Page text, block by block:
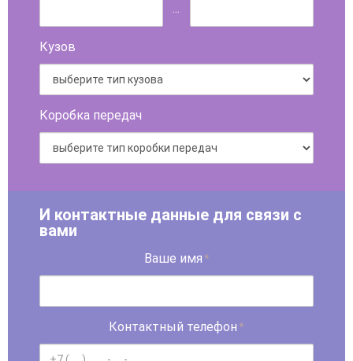
...
Кузов
Коробка передач
И контактные данные для связи с
вами
Ваше имя *
Контактный телефон *